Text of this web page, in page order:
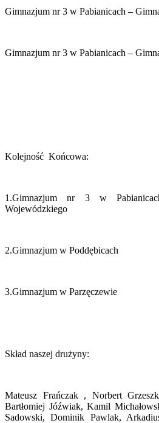
Gimnazjum nr 3 w Pabianicach –
Gimnazjum nr 3 w Pabianicach –
Kolejność Końcowa:
1.Gimnazjum nr 3 w
Wojewódzkiego
2.Gimnazjum w Poddębicach
3.Gimnazjum w Parzęczewie
Skład naszej drużyny:
Mateusz Frańczak , Norbert
Bartłomiej Jóźwiak, Kamil
Sadowski, Dominik Pawlak,